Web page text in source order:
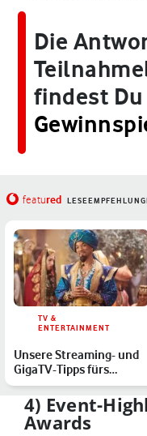
Die
findest Du
featured
TV &
ENTERTAINMENT
Unsere Streaming- und
GigaTV-Tipps fürs
Wochenende
4) Event-
Awards